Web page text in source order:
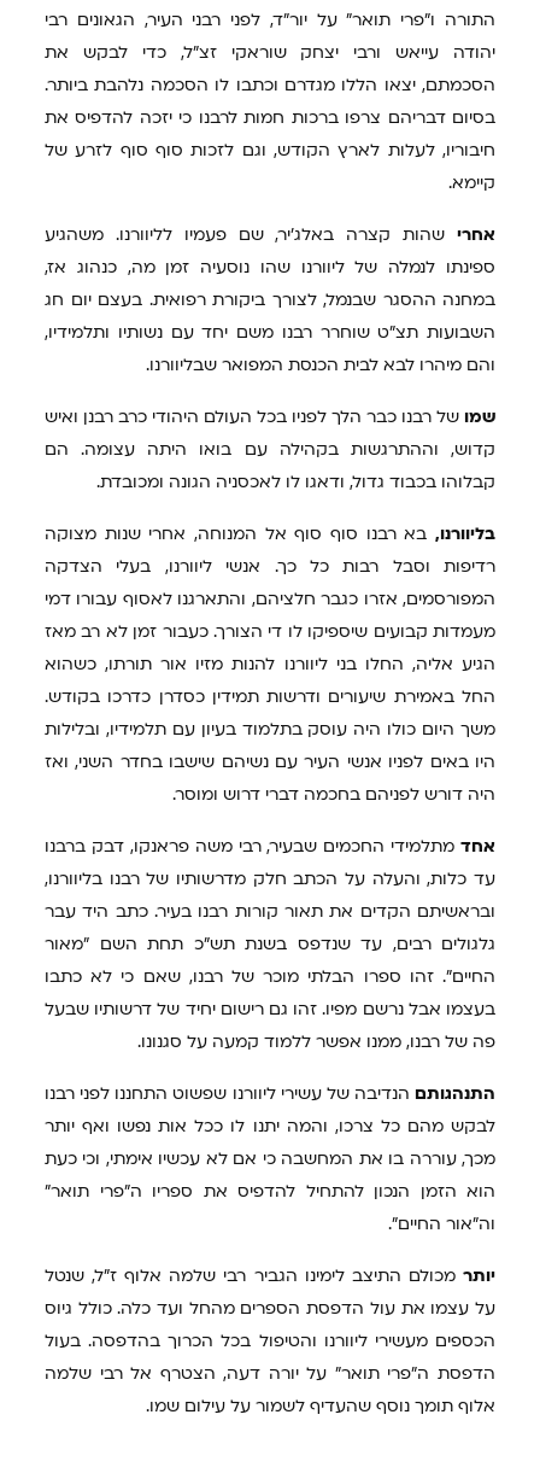
התורה ו"פרי תואר" על יור"ד, לפני רבני העיר, הגאונים רבי
יהודה עייאש ורבי יצחק שוראקי זצ"ל, כדי לבקש את
הסכמתם, יצאו הללו מגדרם וכתבו לו הסכמה נלהבת ביותר.
בסיום דבריהם צרפו ברכות חמות לרבנו כי יזכה להדפיס את
חיבוריו, לעלות לארץ הקודש, וגם לזכות סוף סוף לזרע של
קיימא.
אחרי שהות קצרה באלג'יר, שם פעמיו לליוורנו. משהגיע
ספינתו לנמלה של ליוורנו שהו נוסעיה זמן מה, כנהוג אז,
במחנה ההסגר שבנמל, לצורך ביקורת רפואית. בעצם יום חג
השבועות תצ"ט שוחרר רבנו משם יחד עם נשותיו ותלמידיו,
והם מיהרו לבא לבית הכנסת המפואר שבליוורנו.
שמו של רבנו כבר הלך לפניו בכל העולם היהודי כרב רבנן ואיש
קדוש, וההתרגשות בקהילה עם בואו היתה עצומה. הם
קבלוהו בכבוד גדול, ודאגו לו לאכסניה הגונה ומכובדת.
בליוורנו, בא רבנו סוף סוף אל המנוחה, אחרי שנות מצוקה
רדיפות וסבל רבות כל כך. אנשי ליוורנו, בעלי הצדקה
המפורסמים, אזרו כגבר חלציהם, והתארגנו לאסוף עבורו דמי
מעמדות קבועים שיספיקו לו די הצורך. כעבור זמן לא רב מאז
הגיע אליה, החלו בני ליוורנו להנות מזיו אור תורתו, כשהוא
החל באמירת שיעורים ודרשות תמידין כסדרן כדרכו בקודש.
משך היום כולו היה עוסק בתלמוד בעיון עם תלמידיו, ובלילות
היו באים לפניו אנשי העיר עם נשיהם שישבו בחדר השני, ואז
היה דורש לפניהם בחכמה דברי דרוש ומוסר.
אחד מתלמידי החכמים שבעיר, רבי משה פראנקו, דבק ברבנו
עד כלות, והעלה על הכתב חלק מדרשותיו של רבנו בליוורנו,
ובראשיתם הקדים את תאור קורות רבנו בעיר. כתב היד עבר
גלגולים רבים, עד שנדפס בשנת תש"כ תחת השם "מאור
החיים". זהו ספרו הבלתי מוכר של רבנו, שאם כי לא כתבו
בעצמו אבל נרשם מפיו. זהו גם רישום יחיד של דרשותיו שבעל
פה של רבנו, ממנו אפשר ללמוד קמעה על סגנונו.
התנהגותם הנדיבה של עשירי ליוורנו שפשוט התחננו לפני רבנו
לבקש מהם כל צרכו, והמה יתנו לו ככל אות נפשו ואף יותר
מכך, עוררה בו את המחשבה כי אם לא עכשיו אימתי, וכי כעת
הוא הזמן הנכון להתחיל להדפיס את ספריו ה"פרי תואר"
וה"אור החיים".
יותר מכולם התיצב לימינו הגביר רבי שלמה אלוף ז"ל, שנטל
על עצמו את עול הדפסת הספרים מהחל ועד כלה. כולל גיוס
הכספים מעשירי ליוורנו והטיפול בכל הכרוך בהדפסה. בעול
הדפסת ה"פרי תואר" על יורה דעה, הצטרף אל רבי שלמה
אלוף תומך נוסף שהעדיף לשמור על עילום שמו.